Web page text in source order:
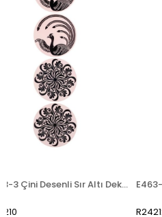
E463-3 Çini Desenli Sır Altı Dekal 12 cm